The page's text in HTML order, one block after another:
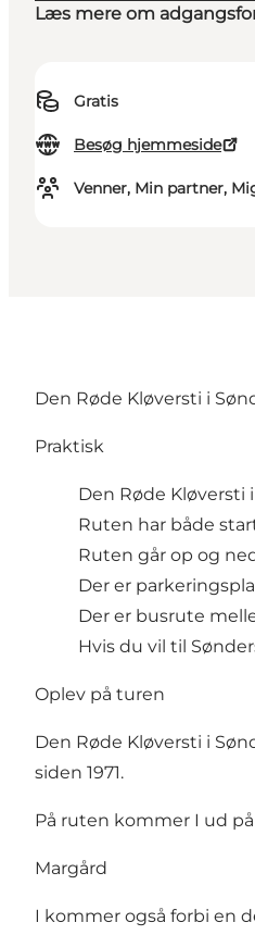
Læs mere om
Gratis
Besøg hjemmeside
Venner, Min partner,
Den Røde Kløversti i
Praktisk
Den Røde Kløversti
Ruten har både
Ruten går op og
Der er
Der er busrute
Hvis du vil til
Oplev på turen
Den Røde Kløversti i
siden 1971.
På ruten kommer I ud
Margård
I kommer også forbi en